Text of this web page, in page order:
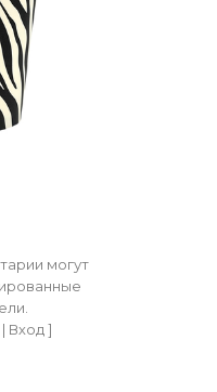
могут
| Вход]